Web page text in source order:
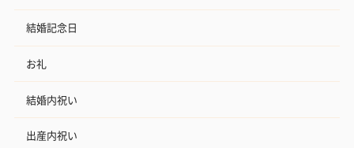
結婚記念日
お礼
結婚内祝い
出産内祝い